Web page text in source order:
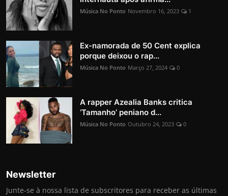
Música No Ponto Novembro 16, 2023 1
Ex-namorada de 50 Cent explica
porque deixou o rap...
Música No Ponto Março 27, 2024 0
A rapper Azealia Banks critica
‘Tamanho’ peniano d...
Música No Ponto Outubro 24, 2023 0
Newsletter
Junte-se à nossa lista de subscritores para receber as últimas